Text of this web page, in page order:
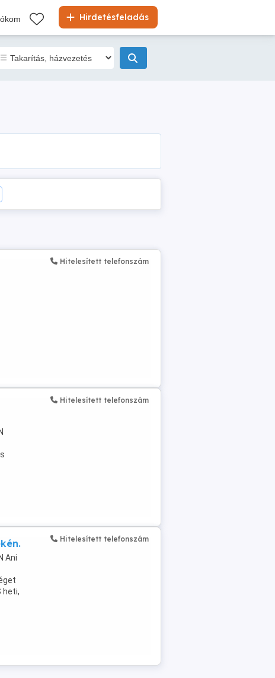
Hirdetésfeladás
Hitelesített telefonszám
Hitelesített telefonszám
Ani
heti,
Hitelesített telefonszám